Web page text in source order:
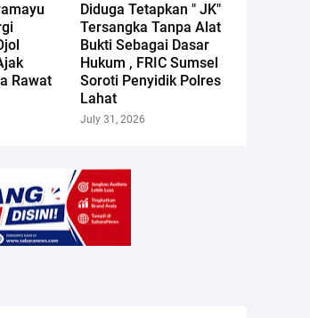
Rawat
Diduga Tetapkan " JK"
Tersangka Tanpa Alat
Bukti Sebagai Dasar
Hukum , FRIC Sumsel
Soroti Penyidik Polres
Lahat
July 31, 2026